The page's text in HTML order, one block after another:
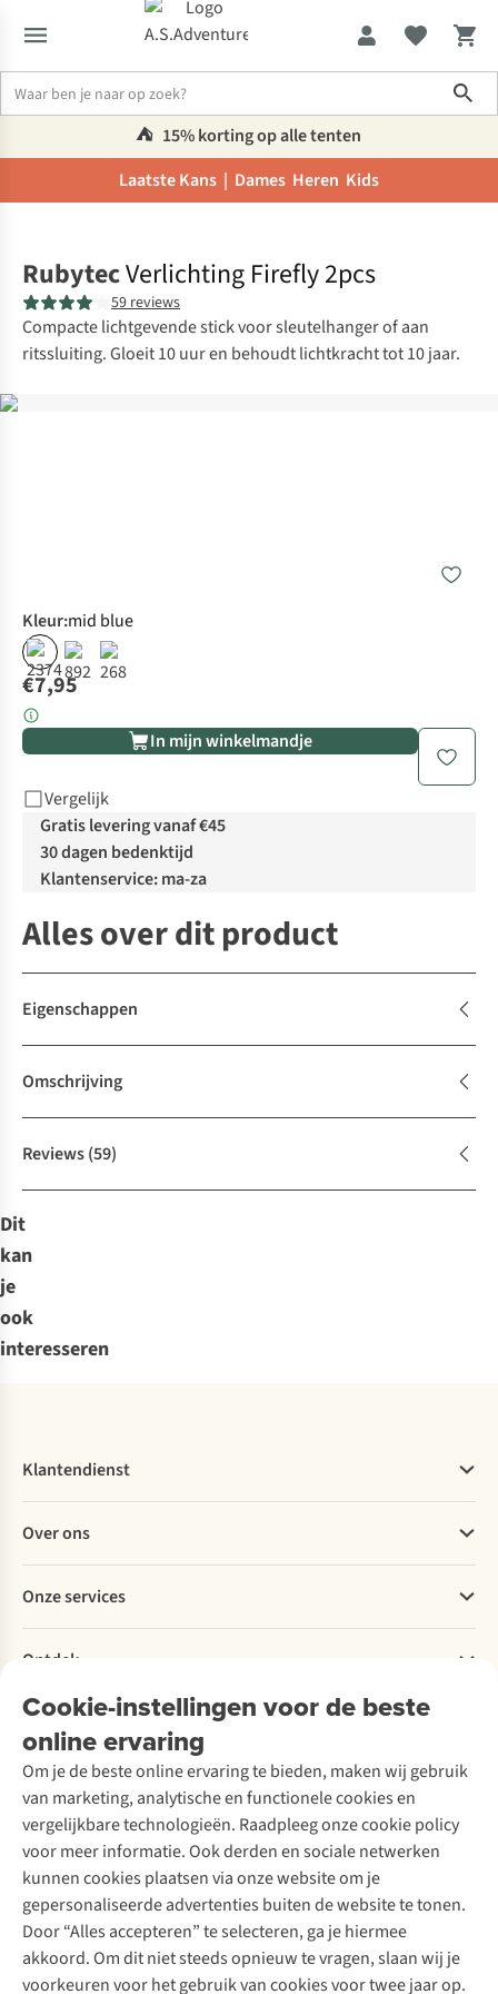
⛺️ 15% korting op alle tenten
Laatste Kans | Dames Heren Kids
RubytecVerlichting Firefly 2pcs
59 reviews
Compacte lichtgevende stick voor sleutelhanger of aan
ritssluiting. Gloeit 10 uur en behoudt lichtkracht tot 10 jaar.
Kleur:mid blue
€7,95
In mijn winkelmandje
Vergelijk
Gratis levering vanaf €45
30 dagen bedenktijd
Klantenservice: ma-za
Alles over dit product
Eigenschappen
Omschrijving
Reviews(59)
Dit
kan
je
ook
interesseren
Cookie-instellingen voor de beste
online ervaring
Om je de beste online ervaring te bieden, maken wij gebruik
van marketing, analytische en functionele cookies en
vergelijkbare technologieën. Raadpleeg onze cookie policy
voor meer informatie. Ook derden en sociale netwerken
kunnen cookies plaatsen via onze website om je
gepersonaliseerde advertenties buiten de website te tonen.
Door “Alles accepteren” te selecteren, ga je hiermee
akkoord. Om dit niet steeds opnieuw te vragen, slaan wij je
voorkeuren voor het gebruik van cookies voor twee jaar op.
Klantendienst
Bestellen
Betalen
Levering
Retourneren
Bestelling herroepen
Garantie
Contact
Over ons
Explore More
Verantwoord ondernemen
Over Ayacucho
Onze winkels
Over A.S.Adventure
Toegankelijkheidsverklaring
Onze services
Ski-onderhoud
Wasservice
Schoenonderhoud
Schoenherstelling
Kledingherstelling
Retouches
Voor bedrijven
Ontdek
A.S.Magazine
Podcast
Explore Academy
Explore Camp
Gear Check
Inspiratie & advies
Meld je aan voor de nieuwsbrief
Follow us